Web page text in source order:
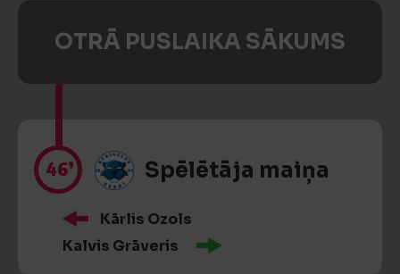
OTRĀ PUSLAIKA SĀKUMS
46’ Spēlētāja maiņa
Kārlis Ozols
Kalvis Grāveris